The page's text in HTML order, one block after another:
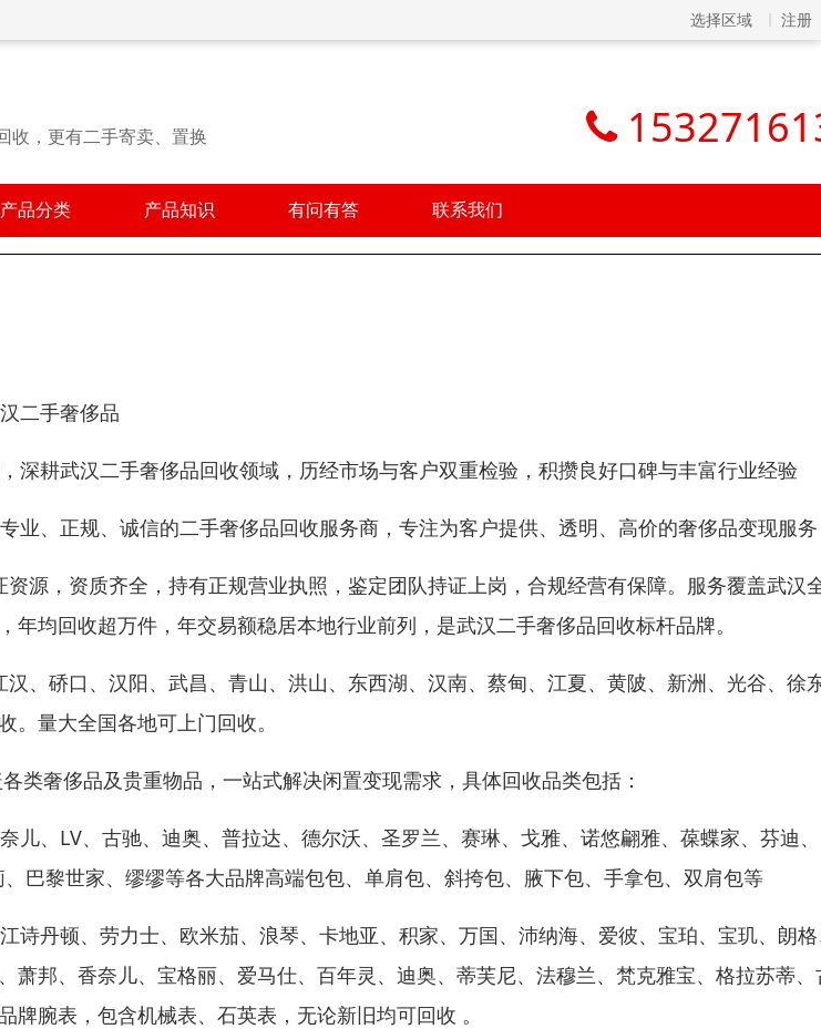
选择区域 注册
收，更有二手寄卖、置换
产品分类 产品知识 有问有答 联系我们
二手奢侈品
深耕武汉二手奢侈品回收领域，历经市场与客户双重检验，积攒良好口碑与丰富行业经验
业、正规、诚信的二手奢侈品回收服务商，专注为客户提供、透明、高价的奢侈品变现服务
源，资质齐全，持有正规营业执照，鉴定团队持证上岗，合规经营有保障。服务覆盖武汉
年均回收超万件，年交易额稳居本地行业前列，是武汉二手奢侈品回收标杆品牌。
汉、硚口、汉阳、武昌、青山、洪山、东西湖、汉南、蔡甸、江夏、黄陂、新洲、光谷、徐
。量大全国各地可上门回收。
类奢侈品及贵重物品，一站式解决闲置变现需求，具体回收品类包括：
儿、LV、古驰、迪奥、普拉达、德尔沃、圣罗兰、赛琳、戈雅、诺悠翩雅、葆蝶家、芬迪、
巴黎世家、缪缪等各大品牌高端包包、单肩包、斜挎包、腋下包、手拿包、双肩包等
诗丹顿、劳力士、欧米茄、浪琴、卡地亚、积家、万国、沛纳海、爱彼、宝珀、宝玑、朗
萧邦、香奈儿、宝格丽、爱马仕、百年灵、迪奥、蒂芙尼、法穆兰、梵克雅宝、格拉苏蒂、
牌腕表，包含机械表、石英表，无论新旧均可回收 。